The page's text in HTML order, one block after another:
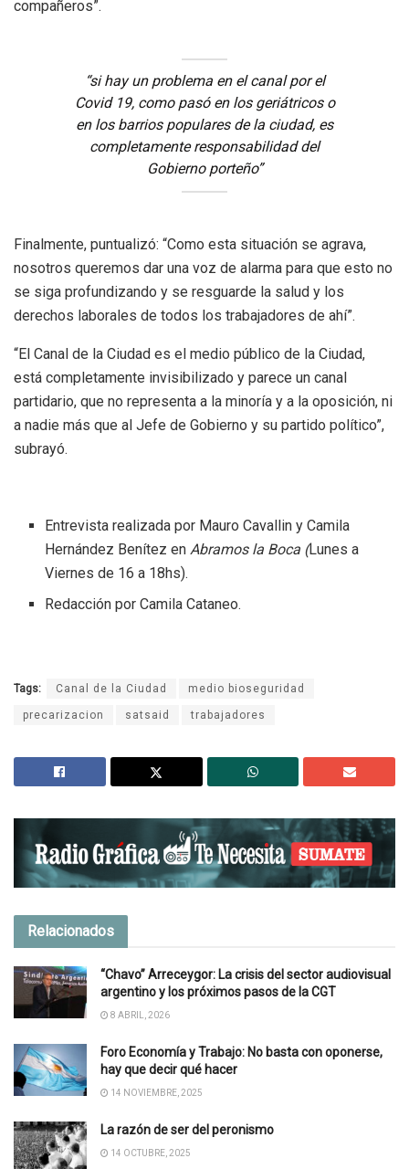
compañeros”.
“si hay un problema en el canal por el
Covid 19, como pasó en los geriátricos o
en los barrios populares de la ciudad, es
completamente responsabilidad del
Gobierno porteño”
Finalmente, puntualizó: “Como esta situación se agrava,
nosotros queremos dar una voz de alarma para que esto no
se siga profundizando y se resguarde la salud y los
derechos laborales de todos los trabajadores de ahí”.
“El Canal de la Ciudad es el medio público de la Ciudad,
está completamente invisibilizado y parece un canal
partidario, que no representa a la minoría y a la oposición, ni
a nadie más que al Jefe de Gobierno y su partido político”,
subrayó.
Entrevista realizada por Mauro Cavallin y Camila
Hernández Benítez en Abramos la Boca (Lunes a
Viernes de 16 a 18hs).
Redacción por Camila Cataneo.
Tags: Canal de la Ciudad medio bioseguridad
precarizacion satsaid trabajadores
Relacionados
“Chavo” Arreceygor: La crisis del sector audiovisual
argentino y los próximos pasos de la CGT
8 ABRIL, 2026
Foro Economía y Trabajo: No basta con oponerse,
hay que decir qué hacer
14 NOVIEMBRE, 2025
La razón de ser del peronismo
14 OCTUBRE, 2025